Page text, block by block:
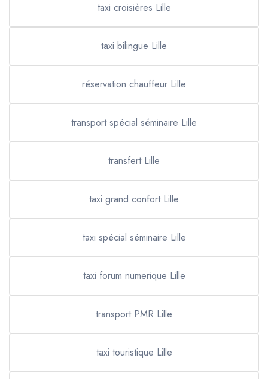
taxi croisières Lille
taxi bilingue Lille
réservation chauffeur Lille
transport spécial séminaire Lille
transfert Lille
taxi grand confort Lille
taxi spécial séminaire Lille
taxi forum numerique Lille
transport PMR Lille
taxi touristique Lille